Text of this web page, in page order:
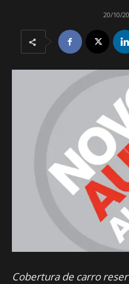
20/10/
Cobertura de carro